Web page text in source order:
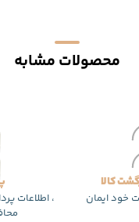
محصولات مشابه
خود ایمان
، اطلاعات